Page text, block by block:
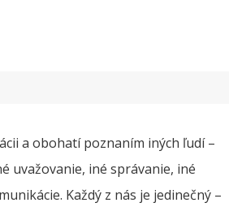
a obohatí poznaním iných ľudí –
uvažovanie, iné správanie, iné
Každý z nás je jedinečný –